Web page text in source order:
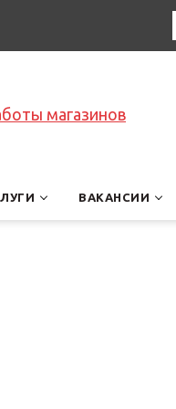
магазинов
ВАКАНСИИ